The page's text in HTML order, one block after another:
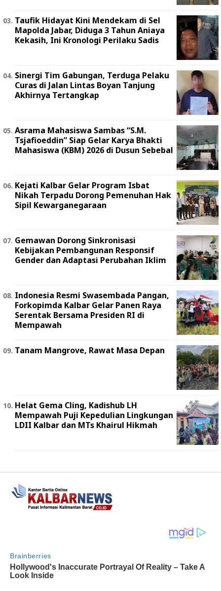
Taufik Hidayat Kini Mendekam di Sel
Mapolda Jabar, Diduga 3 Tahun Aniaya
Kekasih, Ini Kronologi Perilaku Sadis
Sinergi Tim Gabungan, Terduga Pelaku
Curas di Jalan Lintas Boyan Tanjung
Akhirnya Tertangkap
Asrama Mahasiswa Sambas “S.M.
Tsjafioeddin” Siap Gelar Karya Bhakti
Mahasiswa (KBM) 2026 di Dusun Sebebal
Kejati Kalbar Gelar Program Isbat
Nikah Terpadu Dorong Pemenuhan Hak
Sipil Kewarganegaraan
Gemawan Dorong Sinkronisasi
Kebijakan Pembangunan Responsif
Gender dan Adaptasi Perubahan Iklim
Indonesia Resmi Swasembada Pangan,
Forkopimda Kalbar Gelar Panen Raya
Serentak Bersama Presiden RI di
Mempawah
Tanam Mangrove, Rawat Masa Depan
Helat Gema Cling, Kadishub LH
Mempawah Puji Kepedulian Lingkungan
LDII Kalbar dan MTs Khairul Hikmah